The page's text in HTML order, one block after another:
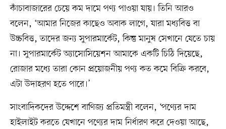
কাঁচাবাজারের চেয়ে কম দামে পণ্য পাওয়া যায়। তিনি আরও
বলেন, ‘আমার নিজের কাছেও অবাক লাগে, যারা মধ্যবিত্ত বা
উচ্চবিত্ত, তাদের জন্য সুপারমার্কেট, কিন্তু মানুষ সেখানে যেতে চায়
না। সুপারমার্কেট অ্যাসোসিয়েশন আমাকে একটি চিঠি দিয়েছে,
রোজার মধ্যে তারা কোন প্রয়োজনীয় পণ্য কত কমে বিক্রি করবে,
এটা উদাহরণ হতে পারে।’
সাংবাদিকদের উদ্দেশে বাণিজ্য প্রতিমন্ত্রী বলেন, ‘পণ্যের দাম
হাইলাইট করতে যেখানে পণ্যের দাম নির্ধারণ করে দেওয়া আছে,